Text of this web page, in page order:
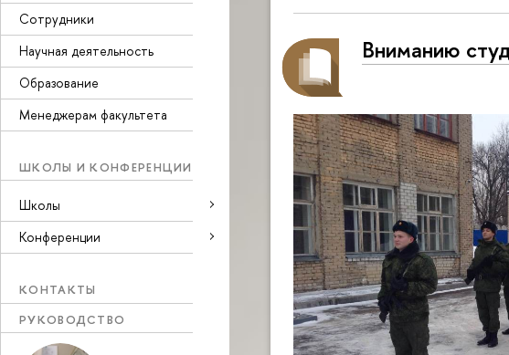
Сотрудники
Научная деятельность
Образование
Менеджерам факультета
ШКОЛЫ И КОНФЕРЕНЦИИ
Школы
Конференции
КОНТАКТЫ
РУКОВОДСТВО
Вниманию